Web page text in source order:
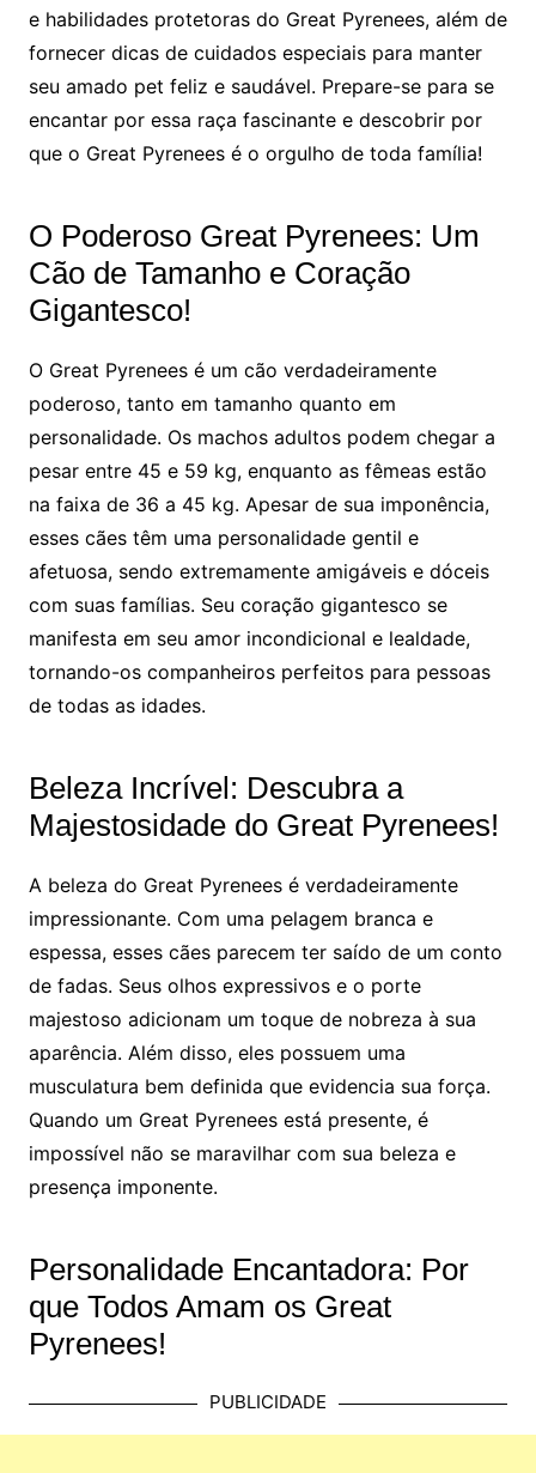
e habilidades protetoras do Great Pyrenees, além de
fornecer dicas de cuidados especiais para manter
seu amado pet feliz e saudável. Prepare-se para se
encantar por essa raça fascinante e descobrir por
que o Great Pyrenees é o orgulho de toda família!
O Poderoso Great Pyrenees: Um
Cão de Tamanho e Coração
Gigantesco!
O Great Pyrenees é um cão verdadeiramente
poderoso, tanto em tamanho quanto em
personalidade. Os machos adultos podem chegar a
pesar entre 45 e 59 kg, enquanto as fêmeas estão
na faixa de 36 a 45 kg. Apesar de sua imponência,
esses cães têm uma personalidade gentil e
afetuosa, sendo extremamente amigáveis e dóceis
com suas famílias. Seu coração gigantesco se
manifesta em seu amor incondicional e lealdade,
tornando-os companheiros perfeitos para pessoas
de todas as idades.
Beleza Incrível: Descubra a
Majestosidade do Great Pyrenees!
A beleza do Great Pyrenees é verdadeiramente
impressionante. Com uma pelagem branca e
espessa, esses cães parecem ter saído de um conto
de fadas. Seus olhos expressivos e o porte
majestoso adicionam um toque de nobreza à sua
aparência. Além disso, eles possuem uma
musculatura bem definida que evidencia sua força.
Quando um Great Pyrenees está presente, é
impossível não se maravilhar com sua beleza e
presença imponente.
Personalidade Encantadora: Por
que Todos Amam os Great
Pyrenees!
PUBLICIDADE